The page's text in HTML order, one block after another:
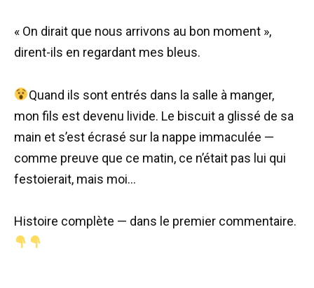
« On dirait que nous arrivons au bon moment »,
dirent-ils en regardant mes bleus.
Quand ils sont entrés dans la salle à manger,
mon fils est devenu livide. Le biscuit a glissé de sa
main et s’est écrasé sur la nappe immaculée —
comme preuve que ce matin, ce n’était pas lui qui
festoierait, mais moi…
Histoire complète — dans le premier commentaire.